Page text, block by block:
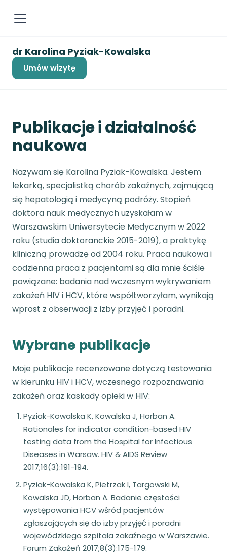
dr Karolina Pyziak-Kowalska
Umów wizytę
Publikacje i działalność
naukowa
Nazywam się Karolina Pyziak-Kowalska. Jestem
lekarką, specjalistką chorób zakaźnych, zajmującą
się hepatologią i medycyną podróży. Stopień
doktora nauk medycznych uzyskałam w
Warszawskim Uniwersytecie Medycznym w 2022
roku (studia doktoranckie 2015-2019), a praktykę
kliniczną prowadzę od 2004 roku. Praca naukowa i
codzienna praca z pacjentami są dla mnie ściśle
powiązane: badania nad wczesnym wykrywaniem
zakażeń HIV i HCV, które współtworzyłam, wynikają
wprost z obserwacji z izby przyjęć i poradni.
Wybrane publikacje
Moje publikacje recenzowane dotyczą testowania
w kierunku HIV i HCV, wczesnego rozpoznawania
zakażeń oraz kaskady opieki w HIV:
Pyziak-Kowalska K, Kowalska J, Horban A.
Rationales for indicator condition-based HIV
testing data from the Hospital for Infectious
Diseases in Warsaw. HIV & AIDS Review
2017;16(3):191-194.
Pyziak-Kowalska K, Pietrzak I, Targowski M,
Kowalska JD, Horban A. Badanie częstości
występowania HCV wśród pacjentów
zgłaszających się do izby przyjęć i poradni
wojewódzkiego szpitala zakaźnego w Warszawie.
Forum Zakażeń 2017;8(3):175-179.